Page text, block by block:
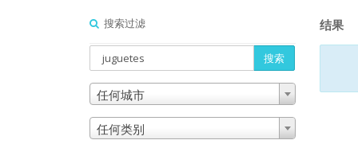
搜索过滤
搜索
任何城市
任何类别
结果